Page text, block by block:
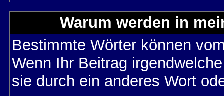
Warum werden in
Bestimmte Wörter können
Wenn Ihr Beitrag
sie durch ein anderes Wort